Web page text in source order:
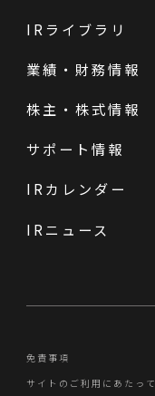
IRライブラリ
業績・財務情報
株主・株式情報
サポート情報
IRカレンダー
IRニュース
免責事項
サイトのご利用にあたって